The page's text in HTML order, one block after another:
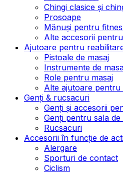
Chingi clasice și
Prosoape
Mănuși pentru
Alte accesorii
Ajutoare pentru
Pistoale de masaj
Instrumente de
Role pentru masaj
Alte ajutoare pentru
Genți & rucsacuri
Genți și accesorii
Genți pentru sala
Rucsacuri
Accesorii în funcție de
Alergare
Sporturi de contact
Ciclism